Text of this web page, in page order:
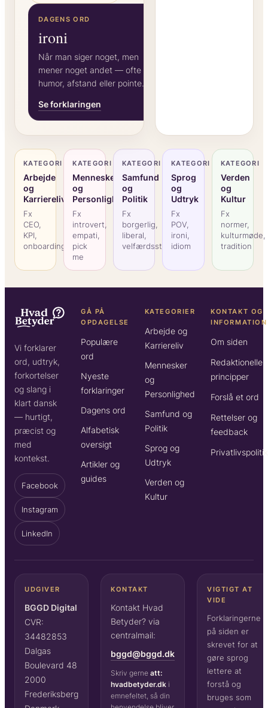
DAGENS ORD
ironi
Når man siger noget, men
mener noget andet — ofte for
humor, afstand eller pointe.
Se forklaringen
KATEGORI
Arbejde
og
Karriereliv
Fx
CEO,
KPI,
onboarding
KATEGORI
Mennesker
og
Personlighed
Fx
introvert,
empati,
pick
me
KATEGORI
Samfund
og
Politik
Fx
borgerlig,
liberal,
velfærdsstat
KATEGORI
Sprog
og
Udtryk
Fx
POV,
ironi,
idiom
KATEGORI
Verden
og
Kultur
Fx
normer,
kulturmøde,
tradition
Vi forklarer
ord, udtryk,
forkortelser
og slang i
klart dansk
— hurtigt,
præcist og
med
kontekst.
Facebook
Instagram
LinkedIn
GÅ PÅ
OPDAGELSE
Populære
ord
Nyeste
forklaringer
Dagens ord
Alfabetisk
oversigt
Artikler og
guides
KATEGORIER
Arbejde og
Karriereliv
Mennesker
og
Personlighed
Samfund og
Politik
Sprog og
Udtryk
Verden og
Kultur
KONTAKT OG
INFORMATION
Om siden
Redaktionelle
principper
Forslå et ord
Rettelser og
feedback
Privatlivspolitik
UDGIVER
BGGD Digital
CVR:
34482853
Dalgas
Boulevard 48
2000
Frederiksberg
KONTAKT
Kontakt Hvad
Betyder? via
centralmail:
bggd@bggd.dk
Skriv gerne att:
hvadbetyder.dk i
emnefeltet, så din
VIGTIGT AT
VIDE
Forklaringerne
på siden er
skrevet for at
gøre sprog
lettere at
forstå og
bruges som